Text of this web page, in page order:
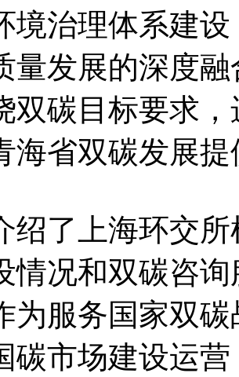
境治理体系建
量发展的深度
双碳目标要求
海省双碳发展
绍了上海环交
情况和双碳咨
为服务国家双
碳市场建设运